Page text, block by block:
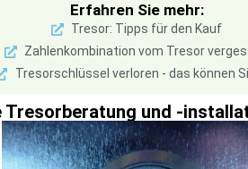
Erfahren Sie mehr:
Tresor: Tipps für den Kauf
Zahlenkombination vom Tresor
Tresorschlüssel verloren - das können
Tresorberatung und -